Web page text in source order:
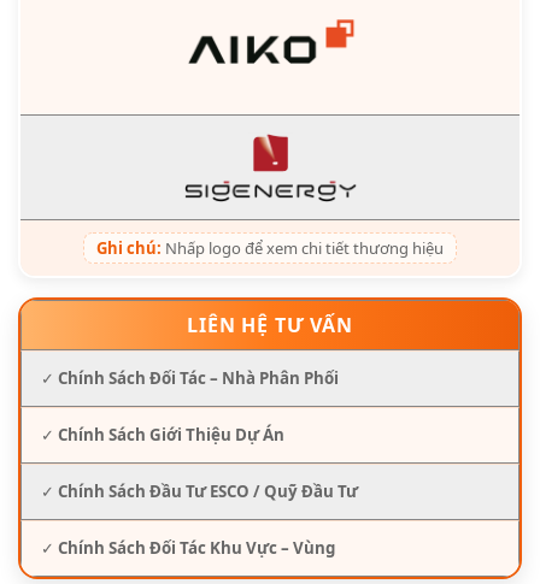
Ghi chú: Nhấp logo để xem chi tiết thương hiệu
LIÊN HỆ TƯ VẤN
✓ Chính Sách Đối Tác – Nhà Phân Phối
✓ Chính Sách Giới Thiệu Dự Án
✓ Chính Sách Đầu Tư ESCO / Quỹ Đầu Tư
✓ Chính Sách Đối Tác Khu Vực – Vùng